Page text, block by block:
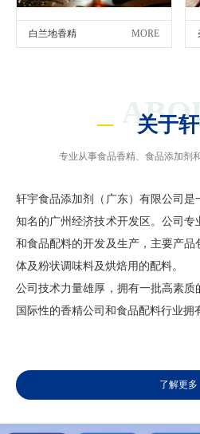
白兰地香精 MORE
关于
专业从事食品香精、食品添加剂
轩宇食品添加剂（广东）有限公司是
知名的广州经济技术开发区。公司专
和食品配料的开发及生产，主要产
体及粉状调味料及烘焙用的配料。
公司技术力量雄厚，拥有一批高素
国际性的香精公司和食品配料行业拥
了解更多